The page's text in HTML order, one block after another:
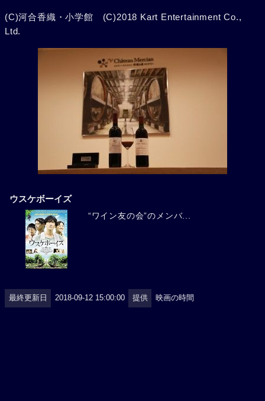
(C)河合香織・小学館 (C)2018 Kart Entertainment Co.,
Ltd.
ウスケボーイズ
“ワイン友の会”のメンバ...
最終更新日 2018-09-12 15:00:00 提供 映画の時間